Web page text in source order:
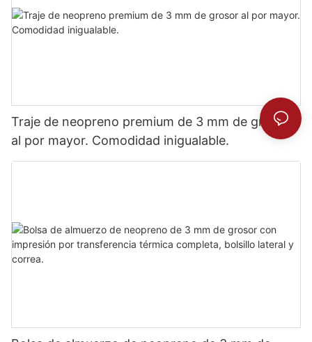
Traje de neopreno premium de 3 mm de grosor
al por mayor. Comodidad inigualable.